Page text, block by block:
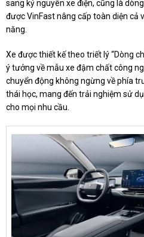
sang kỷ nguyên xe điện, cũng là
được VinFast nâng cấp toàn diện cả
năng.
Xe được thiết kế theo triết lý “Dòng
ý tưởng về mẫu xe đậm chất công
chuyển động không ngừng về phía
thái học, mang đến trải nghiệm sử
cho mọi nhu cầu.